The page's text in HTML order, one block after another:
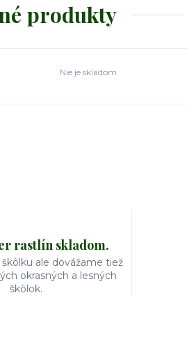
produkty
Nie je skladom
rastlín skladom.
ale dovážame tiež
okrasných a lesných
škôlok.